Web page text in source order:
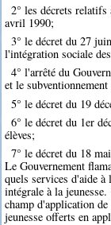
2° les décrets relatifs
avril 1990;
3° le décret du 27
l'intégration sociale
4° l'arrêté du
et le
5° le décret du 19
6° le décret du 1er
élèves;
7° le décret du 18
Le Gouvernement
quels services d'aide
intégrale à la
champ d'application
jeunesse offerts en